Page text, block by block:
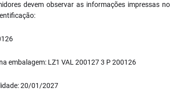
devem observar as informações impressas
embalagem: LZ1 VAL 200127 3 P 200126
20/01/2027